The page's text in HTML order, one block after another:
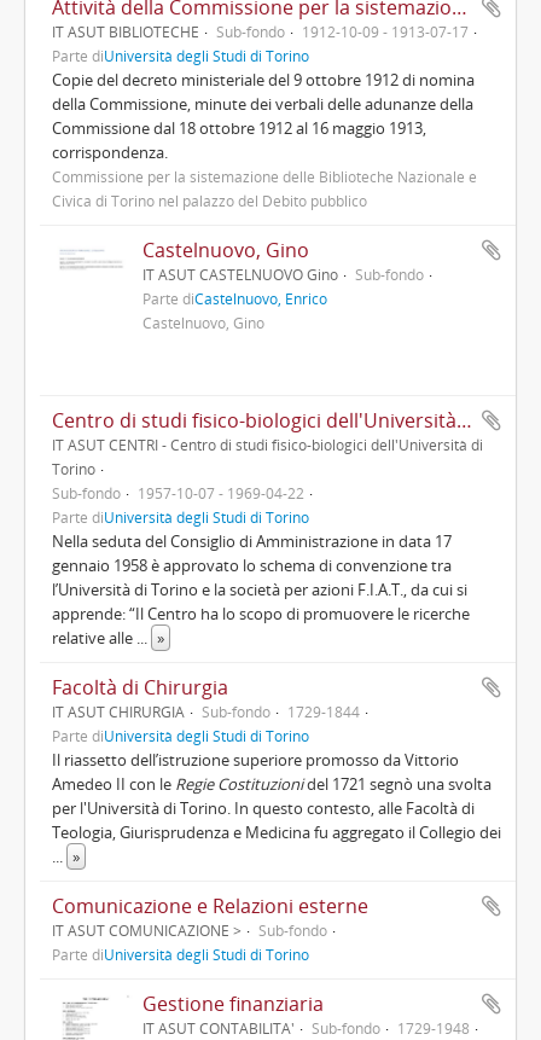
Attività della Commissione per la sistemazione delle Biblioteche Nazionale e Civica nel palazzo del Debito pubblico
IT ASUT BIBLIOTECHE Sub-fondo
1912-10-09 - 1913-07-17
Parte diUniversità degli Studi di Torino
Copie del decreto ministeriale del 9 ottobre 1912 di nomina
della Commissione, minute dei verbali delle adunanze della
Commissione dal 18 ottobre 1912 al 16 maggio 1913,
corrispondenza.
Commissione per la sistemazione delle Biblioteche Nazionale e
Civica di Torino nel palazzo del Debito pubblico
Castelnuovo, Gino
IT ASUT CASTELNUOVO Gino
Sub-fondo
Parte diCastelnuovo, Enrico
Castelnuovo, Gino
Centro di studi fisico-biologici dell'Università di Torino
IT ASUT CENTRI - Centro di studi fisico-biologici dell'Università di
Torino
Sub-fondo
1957-10-07 - 1969-04-22
Parte diUniversità degli Studi di Torino
Nella seduta del Consiglio di Amministrazione in data 17
gennaio 1958 è approvato lo schema di convenzione tra
l’Università di Torino e la società per azioni F.I.A.T., da cui si
apprende: “Il Centro ha lo scopo di promuovere le ricerche
relative alle ... »
Facoltà di Chirurgia
IT ASUT CHIRURGIA Sub-fondo
1729-1844
Parte diUniversità degli Studi di Torino
Il riassetto dell’istruzione superiore promosso da Vittorio
Amedeo II con le Regie Costituzionidel 1721 segnò una svolta
per l'Università di Torino. In questo contesto, alle Facoltà di
Teologia, Giurisprudenza e Medicina fu aggregato il Collegio dei
... »
Comunicazione e Relazioni esterne
IT ASUT COMUNICAZIONE >
Sub-fondo
Parte diUniversità degli Studi di Torino
Gestione finanziaria
IT ASUT CONTABILITA' Sub-fondo
1729-1948